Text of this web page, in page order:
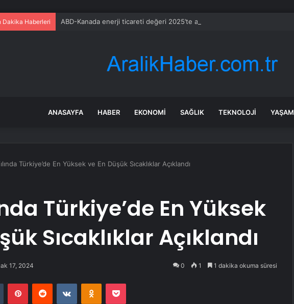
Dakika Haberleri ABD-Kanada enerji ticareti değeri 2025’te artan gaz fiyatlarıyla yükseldi
ANASAYFA HABER EKONOMI SAĞLIK TEKNOLOJI YAŞAM
Türkiye’de En Yüksek ve En Düşük Sıcaklıklar Açıklandı
Türkiye’de En Yüksek
Sıcaklıklar Açıklandı
17, 2024 0 1 1 dakika okuma süresi
Tumblr PinterestReddit VKontakteOdnoklassniki
Pocket